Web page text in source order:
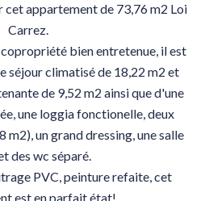
cet appartement de 73,76 m2 Loi
Carrez.
bien entretenue, il est
séjour climatisé de 18,22 m2 et
de 9,52 m2 ainsi que d'une
une loggia fonctionelle, deux
m2), un grand dressing, une salle
des wc séparé.
PVC, peinture refaite, cet
est en parfait état!